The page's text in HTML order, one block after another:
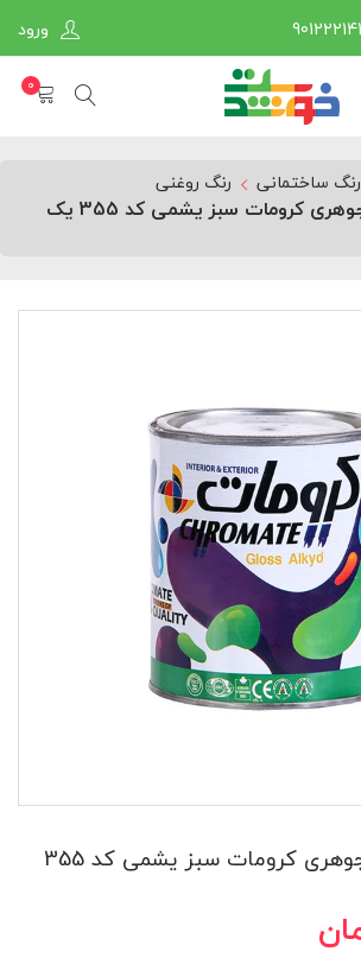
ورود
0
رنگ ساختمانی رنگ روغنی
مادر رنگ روغنی جوهری کرومات سبز یشمی کد 355 یک
مادر رنگ روغنی جوهری کرومات سبز یشمی کد 355